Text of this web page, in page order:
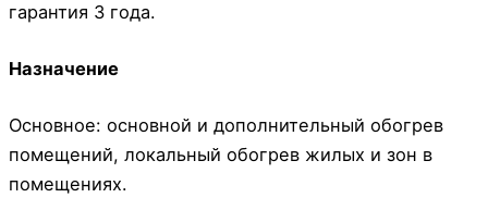
гарантия 3 года.
Назначение
Основное: основной и дополнительный обогрев
помещений, локальный обогрев жилых и зон в
помещениях.